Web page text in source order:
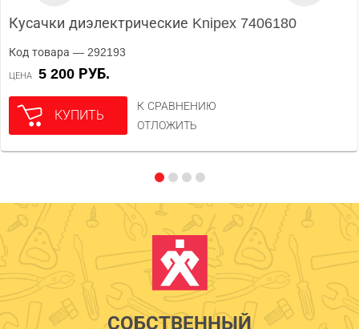
Кусачки диэлектрические Knipex 7406180
Код товара — 292193
ЦЕНА 5 200 РУБ.
КУПИТЬ
К СРАВНЕНИЮ
ОТЛОЖИТЬ
СОБСТВЕННЫЙ